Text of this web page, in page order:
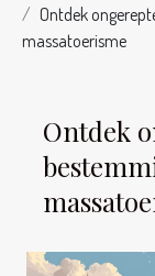
Ontdek
massatoerisme
Ontdek